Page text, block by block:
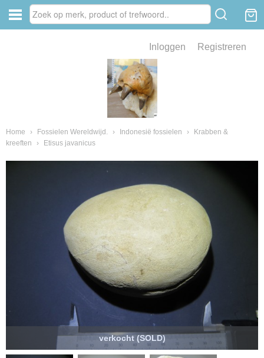
Inloggen Registreren
Home › Fossielen Wereldwijd. › Indonesië fossielen ›
Krabben &
kreeften
› Etisus javanicus
verkocht (SOLD)
van fossielen en mineralen